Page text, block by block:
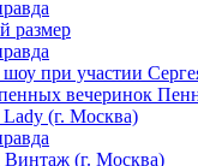
размер
шоу при участии
вечеринок
(г. Москва)
Винтаж (г. Москва)